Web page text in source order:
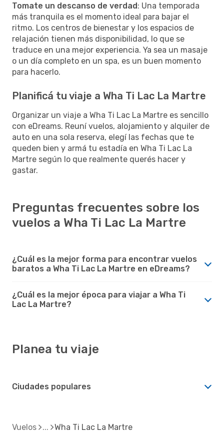
Tomate un descanso de verdad: Una temporada
más tranquila es el momento ideal para bajar el
ritmo. Los centros de bienestar y los espacios de
relajación tienen más disponibilidad, lo que se
traduce en una mejor experiencia. Ya sea un masaje
o un día completo en un spa, es un buen momento
para hacerlo.
Planificá tu viaje a Wha Ti Lac La Martre
Organizar un viaje a Wha Ti Lac La Martre es sencillo
con eDreams. Reuní vuelos, alojamiento y alquiler de
auto en una sola reserva, elegí las fechas que te
queden bien y armá tu estadía en Wha Ti Lac La
Martre según lo que realmente querés hacer y
gastar.
Preguntas frecuentes sobre los
vuelos a Wha Ti Lac La Martre
¿Cuál es la mejor forma para encontrar vuelos
baratos a Wha Ti Lac La Martre en eDreams?
¿Cuál es la mejor época para viajar a Wha Ti
Lac La Martre?
Planea tu viaje
Ciudades populares
Vuelos Wha Ti Lac La Martre